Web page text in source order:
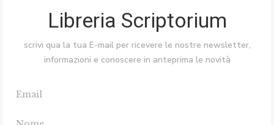
Libreria Scriptorium
scrivi qua la tua E-mail per ricevere le nostre newsletter,
informazioni e conoscere in anteprima le novità